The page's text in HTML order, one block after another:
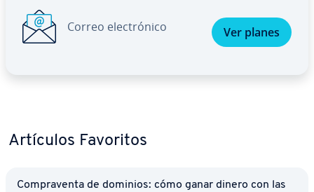
Correo ele­c­tró­ni­co Ver planes
Artículos Favoritos
Co­m­pra­ve­n­ta de dominios: cómo ganar dinero con las